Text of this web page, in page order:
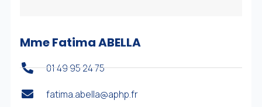
Mme Fatima ABELLA
01 49 95 24 75
fatima.abella@aphp.fr